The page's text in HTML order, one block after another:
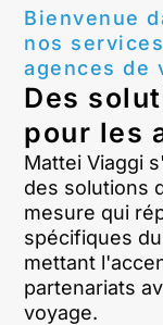
Bienvenue
nos
agences de
Des
pour les
Mattei Viaggi
des solutions
mesure qui
spécifiques
mettant
partenariats
voyage.